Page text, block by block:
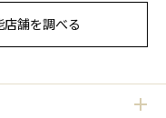
舗を調べる